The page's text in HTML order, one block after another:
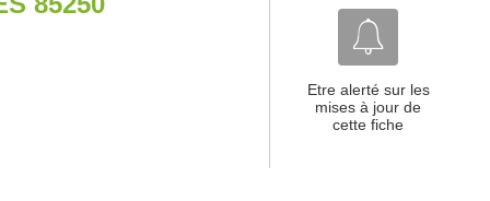
Etre alerté sur les
mises à jour de
cette fiche